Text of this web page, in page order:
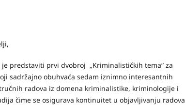
je predstaviti prvi dvobroj „Kriminalističkih tema“ za
sadržajno obuhvaća sedam iznimno interesantnih
radova iz domena kriminalistike, kriminologije i
čime se osigurava kontinuitet u objavljivanju radova